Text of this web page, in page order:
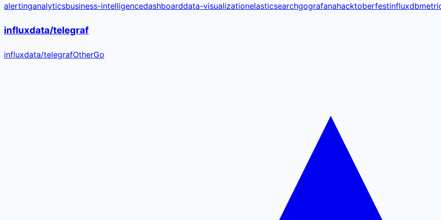
alertinganalyticsbusiness-intelligencedashboarddata-visualizationelasticsearchgografanahacktoberfestinfluxdb
influxdata/telegraf
influxdata/telegrafOtherGo